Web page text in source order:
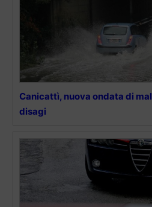
Canicattì, nuova ondata di
disagi